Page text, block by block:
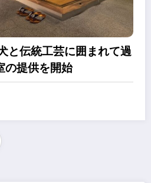
と伝統工芸に囲まれて過
の提供を開始